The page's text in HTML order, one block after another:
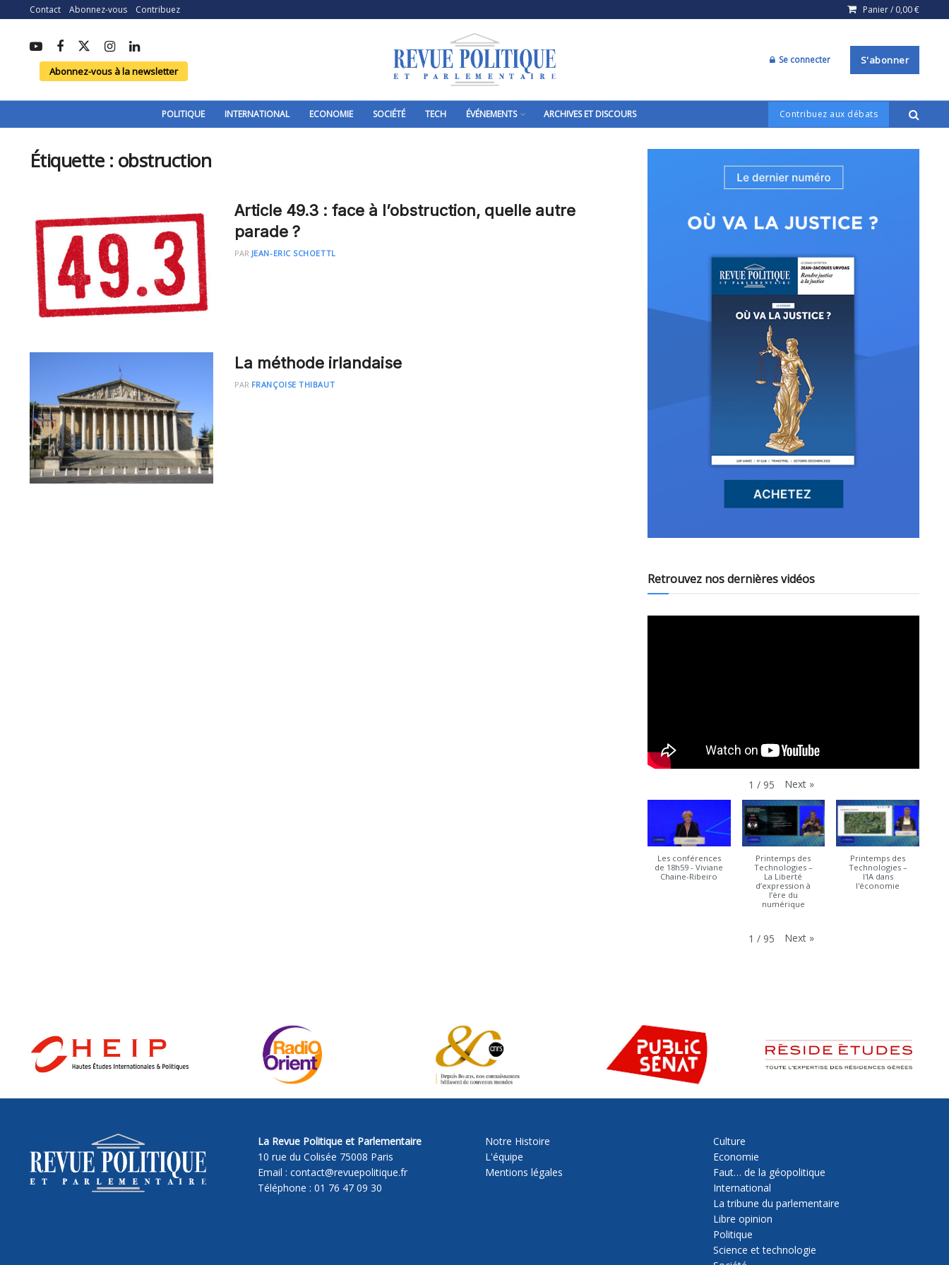
Contact Abonnez-vous Contribuez Panier / 0,00€
Abonnez-vous à la newsletter
Se connecter S'abonner
POLITIQUE INTERNATIONAL ECONOMIE SOCIÉTÉ TECH ÉVÉNEMENTS ARCHIVES ET DISCOURS Contribuez aux débats
Étiquette : obstruction
Article 49.3 : face à l’obstruction, quelle autre
parade ?
PAR JEAN-ERIC SCHOETTL
La méthode irlandaise
PAR FRANÇOISE THIBAUT
Retrouvez nos dernières vidéos
1 / 95 Next »
Les conférences
de 18h59 - Viviane
Chaine-Ribeiro
Printemps des
Technologies –
La Liberté
d’expression à
l’ère du
numérique
Printemps des
Technologies –
l'IA dans
l'économie
1 / 95 Next »
La Revue Politique et Parlementaire
10 rue du Colisée 75008 Paris
Email : contact@revuepolitique.fr
Téléphone : 01 76 47 09 30
Notre Histoire
L'équipe
Mentions légales
Culture
Economie
Faut… de la géopolitique
International
La tribune du parlementaire
Libre opinion
Politique
Science et technologie